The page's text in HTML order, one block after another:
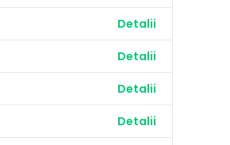
Detalii
Detalii
Detalii
Detalii